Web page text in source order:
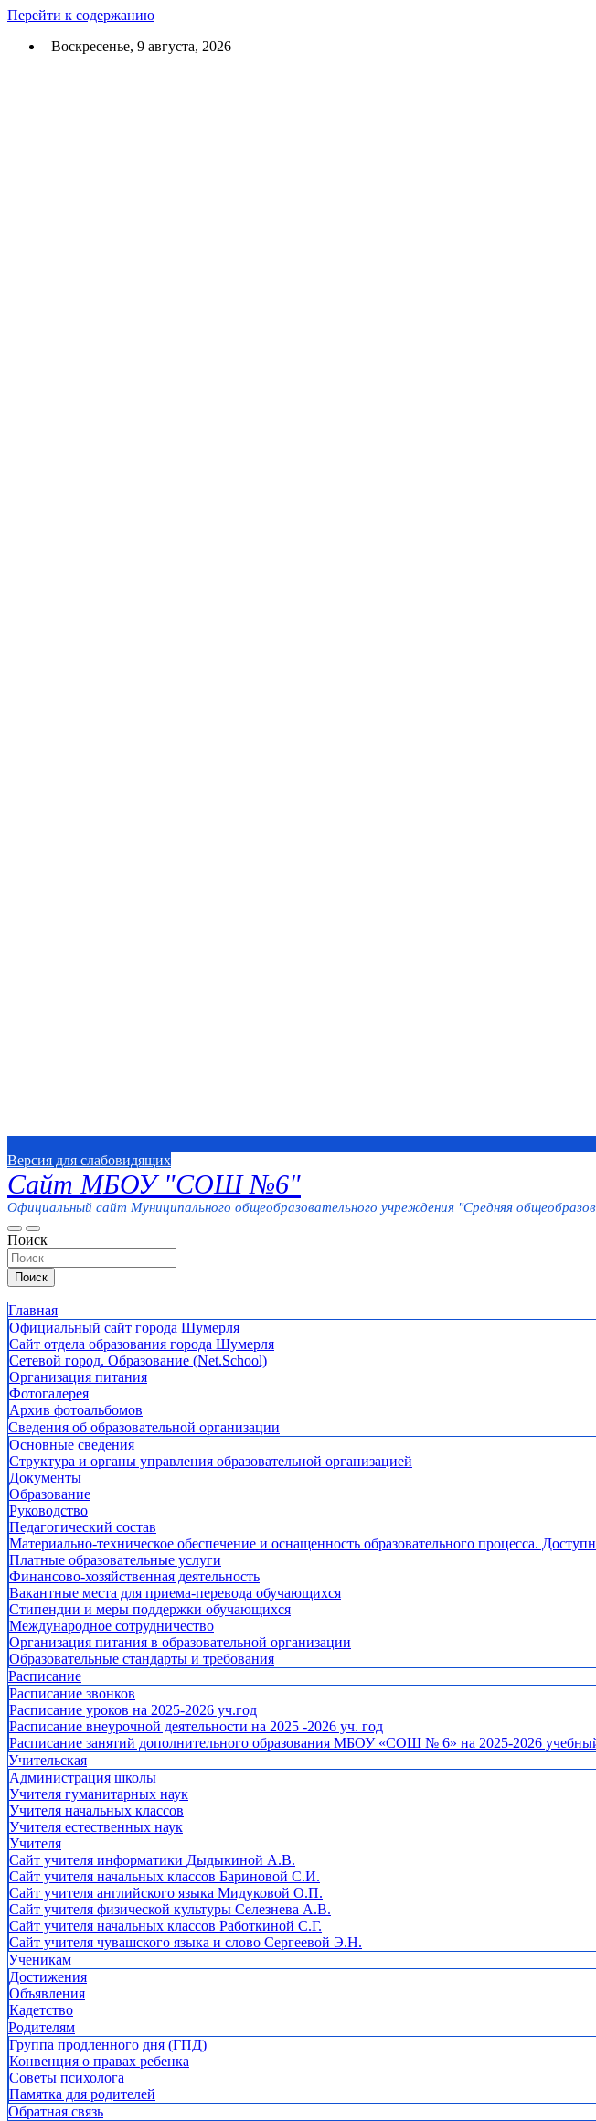
Перейти к содержанию
Воскресенье, 9 августа, 2026
Версия для слабовидящих
Сайт МБОУ "СОШ №6"
Официальный сайт Муниципального общеобразовательного учреждения "Средняя
Поиск
Поиск
Главная
Официальный сайт города Шумерля
Сайт отдела образования города Шумерля
Сетевой город. Образование (Net.School)
Организация питания
Фотогалерея
Архив фотоальбомов
Сведения об образовательной организации
Основные сведения
Структура и органы управления образовательной организацией
Документы
Образование
Руководство
Педагогический состав
Материально-техническое обеспечение и оснащенность образовательного процесса.
Платные образовательные услуги
Финансово-хозяйственная деятельность
Вакантные места для приема-перевода обучающихся
Стипендии и меры поддержки обучающихся
Международное сотрудничество
Организация питания в образовательной организации
Образовательные стандарты и требования
Расписание
Расписание звонков
Расписание уроков на 2025-2026 уч.год
Расписание внеурочной деятельности на 2025 -2026 уч. год
Расписание занятий дополнительного образования МБОУ «СОШ № 6» на 2025-2026
Учительская
Администрация школы
Учителя гуманитарных наук
Учителя начальных классов
Учителя естественных наук
Учителя
Cайт учителя информатики Дыдыкиной А.В.
Сайт учителя начальных классов Бариновой С.И.
Сайт учителя английского языка Мидуковой О.П.
Сайт учителя физической культуры Селезнева А.В.
Сайт учителя начальных классов Работкиной С.Г.
Сайт учителя чувашского языка и слово Сергеевой Э.Н.
Ученикам
Достижения
Объявления
Кадетство
Родителям
Группа продленного дня (ГПД)
Конвенция о правах ребенка
Советы психолога
Памятка для родителей
Обратная связь